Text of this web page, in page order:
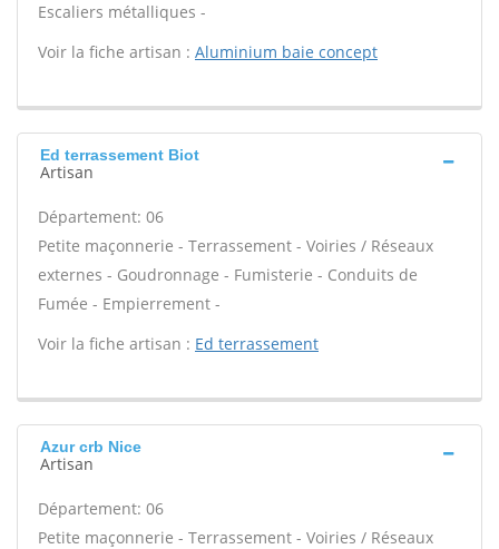
Escaliers métalliques -
Voir la fiche artisan : Aluminium baie concept
Ed terrassement Biot
Artisan
Département: 06
Petite maçonnerie - Terrassement - Voiries / Réseaux
externes - Goudronnage - Fumisterie - Conduits de
Fumée - Empierrement -
Voir la fiche artisan : Ed terrassement
Azur crb Nice
Artisan
Département: 06
Petite maçonnerie - Terrassement - Voiries / Réseaux